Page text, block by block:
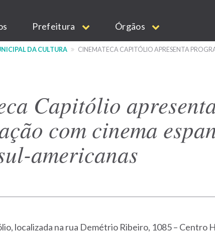
Prefeitura Órgãos
DA CULTURA CINEMATECA CAPITÓLIO APRESENTA
Capitólio
com cinema
americanas
localizada na rua Demétrio Ribeiro, 1085 – Centro